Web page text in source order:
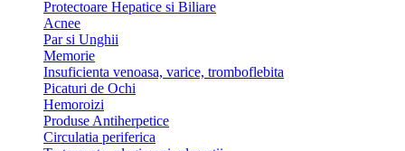
Protectoare Hepatice si Biliare
Acnee
Par si Unghii
Memorie
Insuficienta venoasa, varice, tromboflebita
Picaturi de Ochi
Hemoroizi
Produse Antiherpetice
Circulatia periferica